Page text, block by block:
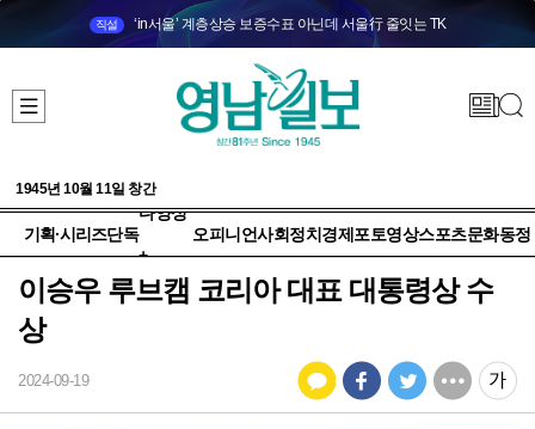
직설 ‘in서울’ 계층상승 보증수표 아닌데 서울行 줄잇는 TK
1945년 10월 11일 창간
기획·시리즈단독
다양성
+
오피니언사회정치 경제 포토영상스포츠문화동정
이승우 루브캠 코리아 대표 대통령상 수
상
2024-09-19